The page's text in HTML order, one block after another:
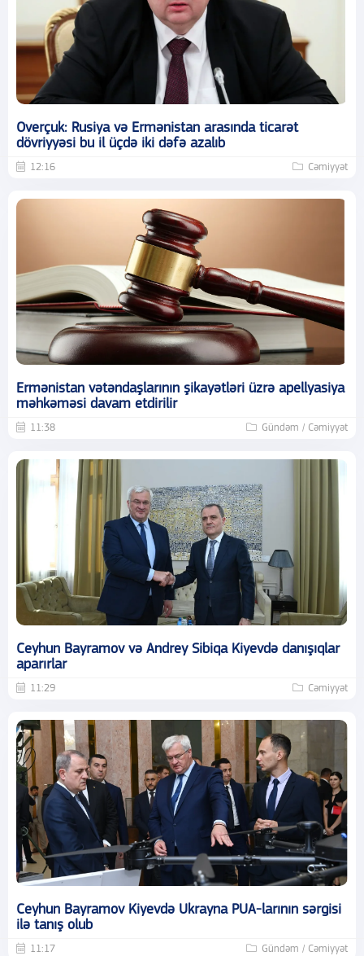
Overçuk: Rusiya və Ermənistan arasında ticarət
dövriyyəsi bu il üçdə iki dəfə azalıb
12:16 Cəmiyyət
Ermənistan vətəndaşlarının şikayətləri üzrə apellyasiya
məhkəməsi davam etdirilir
11:38 Gündəm / Cəmiyyət
Ceyhun Bayramov və Andrey Sibiqa Kiyevdə danışıqlar
aparırlar
11:29 Cəmiyyət
Ceyhun Bayramov Kiyevdə Ukrayna PUA-larının sərgisi
ilə tanış olub
11:17 Gündəm / Cəmiyyət